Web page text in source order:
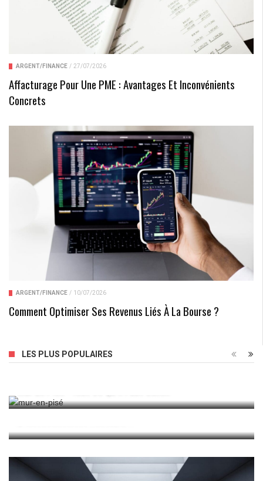
ARGENT/FINANCE / 27/07/2026
Affacturage Pour Une PME : Avantages Et Inconvénients
Concrets
ARGENT/FINANCE / 10/07/2026
Comment Optimiser Ses Revenus Liés À La Bourse ?
LES PLUS POPULAIRES
Le Crédit Achat Revente : Une Stratégie